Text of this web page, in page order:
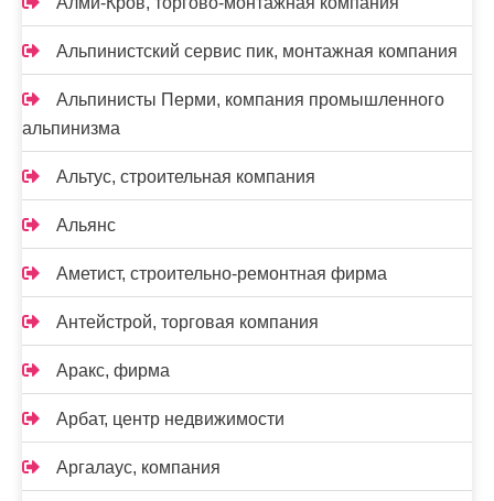
Альпинистский сервис пик, монтажная компания
Альпинисты Перми, компания промышленного
альпинизма
Альтус, строительная компания
Альянс
Аметист, строительно-ремонтная фирма
Антейстрой, торговая компания
Аракс, фирма
Арбат, центр недвижимости
Аргалаус, компания